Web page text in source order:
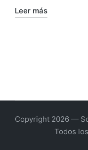
Leer más
Copyright 2026 —
Todos